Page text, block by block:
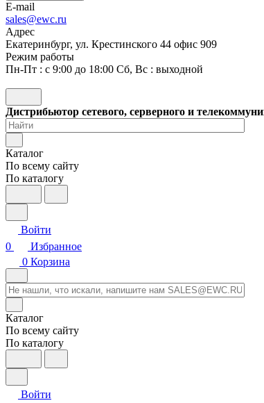
E-mail
sales@ewc.ru
Адрес
Екатеринбург, ул. Крестинского 44 офис 909
Режим работы
Пн-Пт : с 9:00 до 18:00 Сб, Вс : выходной
Дистрибьютор сетевого, серверного и
Каталог
По всему сайту
По каталогу
Войти
0
Избранное
0 Корзина
Каталог
По всему сайту
По каталогу
Войти